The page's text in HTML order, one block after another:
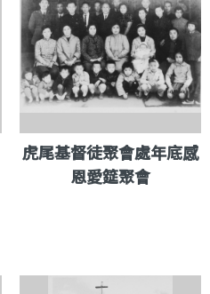
虎尾基督徒聚會處年底感
恩愛筵聚會